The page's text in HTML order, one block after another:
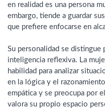
en realidad es una persona
embargo, tiende a guardar
que prefiere enfocarse en
Su personalidad se distingue
inteligencia reflexiva. La
habilidad para analizar
en la lógica y el
empática y se preocupa por
valora su propio espacio